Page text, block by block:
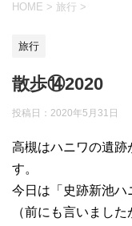
HOME > 旅行 >
旅行
散歩⑭2020
投稿日： 2020年5月31日
高槻はハニワの遺跡
す。
今日は「史跡新池ハ
（前にも言いまし